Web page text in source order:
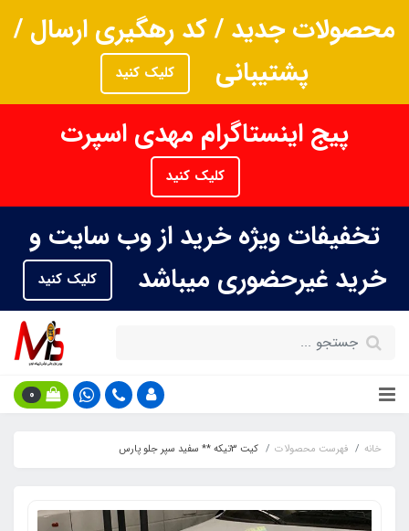
محصولات جدید / کد رهگیری ارسال /
پشتیبانی
کلیک کنید
پیج اینستاگرام مهدی اسپرت
کلیک کنید
تخفیفات ویژه خرید از وب سایت و
خرید غیرحضوری میباشد
کلیک کنید
0
خانه فهرست محصولات کیت 3تیکه ** سفید سپر جلو پارس